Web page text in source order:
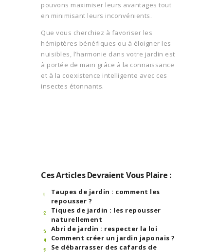
pouvons maximiser leurs avantages tout
en minimisant leurs inconvénients.
Que vous cherchiez à favoriser les
hémiptères bénéfiques ou à éloigner les
nuisibles, l’harmonie dans votre jardin est
à portée de main grâce à la connaissance
et à la coexistence intelligente avec ces
insectes étonnants.
Ces Articles Devraient Vous Plaire :
Taupes de jardin : comment les
repousser ?
Tiques de jardin : les repousser
naturellement
Abri de jardin : respecter la loi
Comment créer un jardin japonais ?
Se débarrasser des cafards de